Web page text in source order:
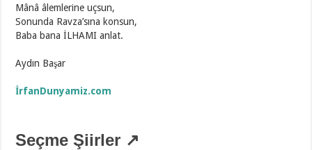
Mânâ âlemlerine uçsun,
Sonunda Ravza’sına konsun,
Baba bana İLHAMI anlat.
Aydın Başar
İrfanDunyamiz.com
Seçme Şiirler ↗